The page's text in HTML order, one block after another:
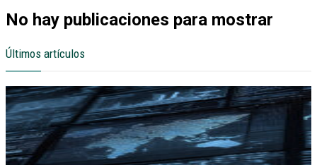
No hay publicaciones para mostrar
Últimos artículos